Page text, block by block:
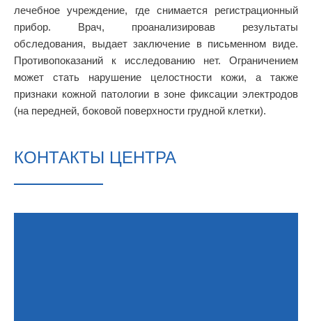
лечебное учреждение, где снимается регистрационный
прибор. Врач, проанализировав результаты
обследования, выдает заключение в письменном виде.
Противопоказаний к исследованию нет. Ограничением
может стать нарушение целостности кожи, а также
признаки кожной патологии в зоне фиксации электродов
(на передней, боковой поверхности грудной клетки).
КОНТАКТЫ ЦЕНТРА